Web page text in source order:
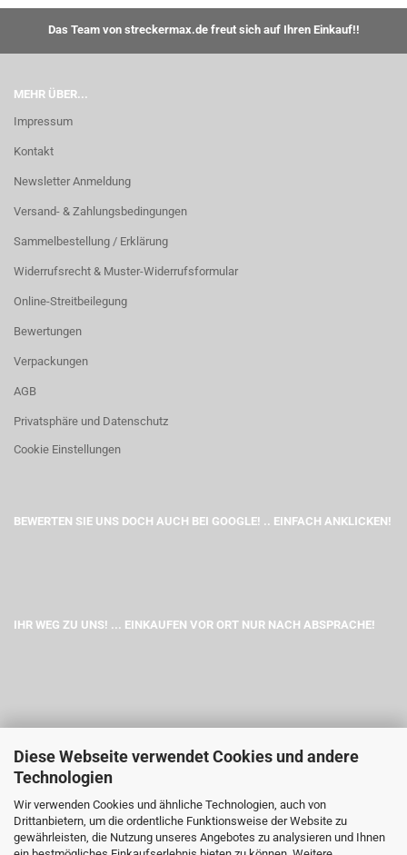
Diese Webseite verwendet Cookies und andere
Technologien
Wir verwenden Cookies und ähnliche Technologien, auch von
Drittanbietern, um die ordentliche Funktionsweise der Website zu
gewährleisten, die Nutzung unseres Angebotes zu analysieren und Ihnen
Das Team von streckermax.de freut sich auf Ihren Einkauf!!
MEHR ÜBER...
Impressum
Kontakt
Newsletter Anmeldung
Versand- & Zahlungsbedingungen
Sammelbestellung / Erklärung
Widerrufsrecht & Muster-Widerrufsformular
Online-Streitbeilegung
Bewertungen
Verpackungen
AGB
Privatsphäre und Datenschutz
Cookie Einstellungen
BEWERTEN SIE UNS DOCH AUCH BEI GOOGLE! .. EINFACH ANKLICKEN!
IHR WEG ZU UNS! ... EINKAUFEN VOR ORT NUR NACH ABSPRACHE!